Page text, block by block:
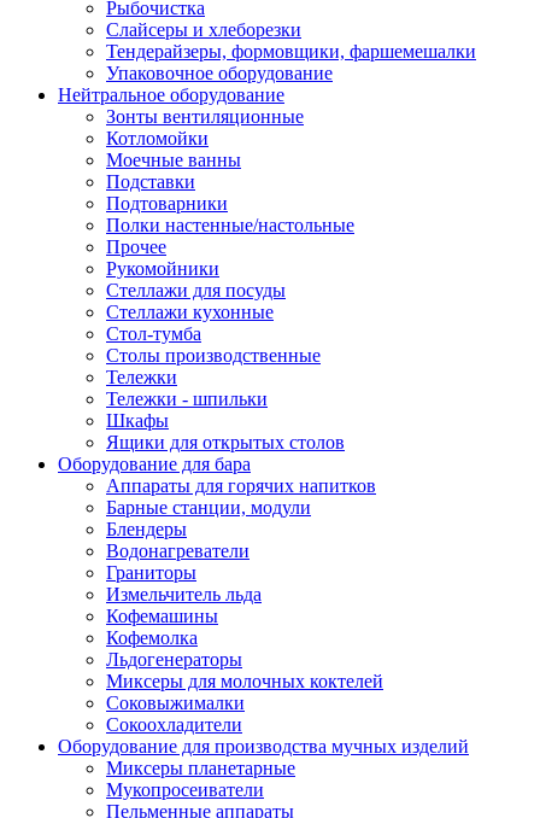
Рыбочистка
Слайсеры и хлеборезки
Тендерайзеры, формовщики, фаршемешалки
Упаковочное оборудование
Нейтральное оборудование
Зонты вентиляционные
Котломойки
Моечные ванны
Подставки
Подтоварники
Полки настенные/настольные
Прочее
Рукомойники
Стеллажи для посуды
Стеллажи кухонные
Стол-тумба
Столы производственные
Тележки
Тележки - шпильки
Шкафы
Ящики для открытых столов
Оборудование для бара
Аппараты для горячих напитков
Барные станции, модули
Блендеры
Водонагреватели
Граниторы
Измельчитель льда
Кофемашины
Кофемолка
Льдогенераторы
Миксеры для молочных коктелей
Соковыжималки
Сокоохладители
Оборудование для производства мучных изделий
Миксеры планетарные
Мукопросеиватели
Пельменные аппараты